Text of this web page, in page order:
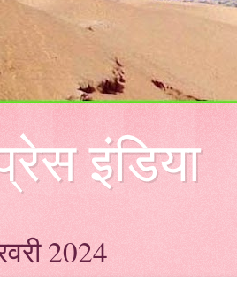
इंडिया
2024